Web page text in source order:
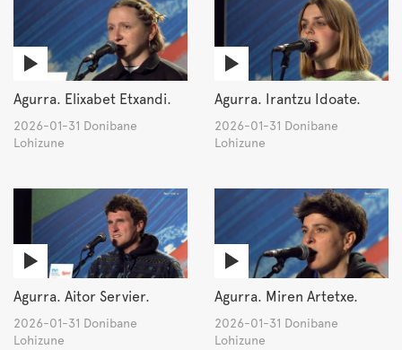
Agurra. Elixabet Etxandi.
2026-01-31 Donibane
Lohizune
Agurra. Irantzu Idoate.
2026-01-31 Donibane
Lohizune
Agurra. Aitor Servier.
2026-01-31 Donibane
Lohizune
Agurra. Miren Artetxe.
2026-01-31 Donibane
Lohizune